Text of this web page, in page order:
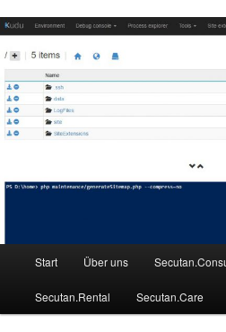
Start Über uns
Secutan.Rental Secutan.Care